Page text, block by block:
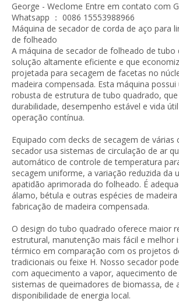
George - Weclome Entre em contato com
Whatsapp ： 0086 15553988966
Máquina de secador de corda de aço para
de folheado
A máquina de secador de folheado de tubo
solução altamente eficiente e que
projetada para secagem de facetas no
madeira compensada. Esta máquina
robusta de estrutura de tubo quadrado,
durabilidade, desempenho estável e vida
operação contínua.
Equipado com decks de secagem de várias
secador usa sistemas de circulação de ar
automático de controle de temperatura
secagem uniforme, a variação reduzida da
apatidão aprimorada do folheado. É
álamo, bétula e outras espécies de madeira
fabricação de madeira compensada.
O design do tubo quadrado oferece maior
estrutural, manutenção mais fácil e melhor
térmico em comparação com os projetos
tradicionais ou feixe H. Nosso secador
com aquecimento a vapor, aquecimento
sistemas de queimadores de biomassa, de
disponibilidade de energia local.